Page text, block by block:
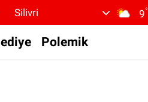
Silivri 9°
Polemik